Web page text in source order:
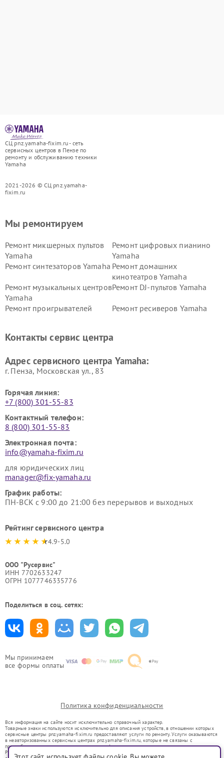
СЦ pnz.yamaha-fixim.ru - сеть
сервисных центров в Пензе по
ремонту и обслуживанию техники
Yamaha
2021-2026 © СЦ pnz.yamaha-
fixim.ru
Мы принимаем
все формы оплаты
Мы ремонтируем
Ремонт микшерных пультов
Yamaha
Ремонт цифровых пианино
Yamaha
Ремонт синтезаторов Yamaha Ремонт домашних
кинотеатров Yamaha
Ремонт музыкальных центров
Yamaha
Ремонт DJ-пультов Yamaha
Ремонт проигрывателей
Ремонт ресиверов Yamaha
Yamaha
Yamaha
Контакты сервис центра
Адрес сервисного центра Yamaha:
г. Пенза, Московская ул., 83
Горячая линия:
+7 (800) 301-55-83
Контактный телефон:
8 (800) 301-55-83
Электронная почта:
info@yamaha-fixim.ru
для юридических лиц
manager@fix-yamaha.ru
График работы:
ПН-ВСК с 9:00 до 21:00 без перерывов и выходных
Рейтинг сервисного центра
4.9-5.0
ООО "Русервис"
ИНН 7702633247
ОГРН 1077746335776
Поделиться в соц. сетях:
Политика конфиденциальности
Вся информация на сайте носит исключительно справочный характер.
Товарные знаки используются исключительно для описания устройств, в отношении которых
сервисные центры pnz.yamaha-fixim.ru предоставляют услуги по ремонту. Услуги оказываются
в неавторизованных сервисных центрах pnz.yamaha-fixim.ru, которые не связаны с
правообладателями товарных знаков или их официальными представителями.
Ремонт осуществляется для устройств, уже введенных в гражданский оборот в соответствии